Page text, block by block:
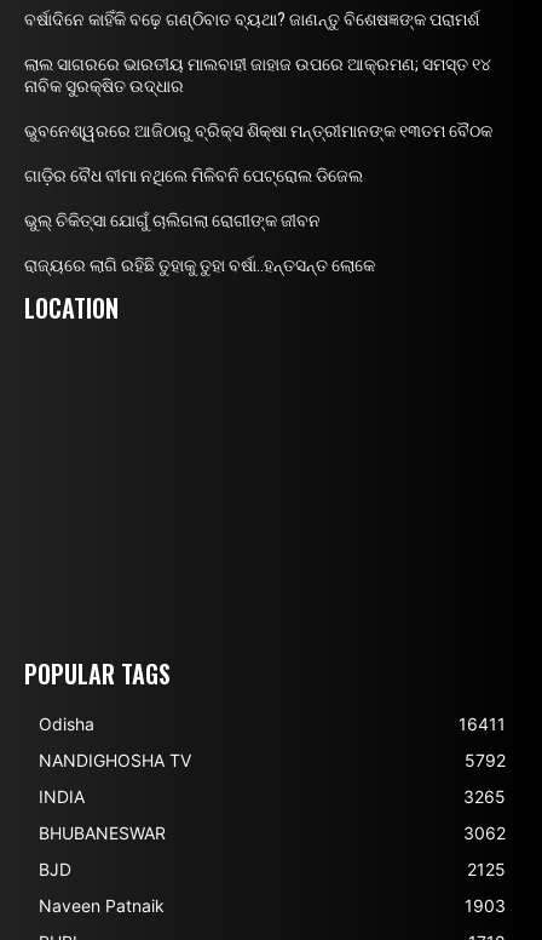
ବର୍ଷାଦିନେ କାହିଁକି ବଢ଼େ ଗଣ୍ଠିବାତ ବ୍ୟଥା? ଜାଣନ୍ତୁ ବିଶେଷଜ୍ଞଙ୍କ ପରାମର୍ଶ
ଲାଲ ସାଗରରେ ଭାରତୀୟ ମାଲବାହୀ ଜାହାଜ ଉପରେ ଆକ୍ରମଣ; ସମସ୍ତ ୧୪
ନାବିକ ସୁରକ୍ଷିତ ଉଦ୍ଧାର
ଭୁବନେଶ୍ୱରରେ ଆଜିଠାରୁ ବ୍ରିକ୍ସ ଶିକ୍ଷା ମନ୍ତ୍ରୀମାନଙ୍କ ୧୩ତମ ବୈଠକ
ଗାଡ଼ିର ବୈଧ ବୀମା ନଥିଲେ ମିଳିବନି ପେଟ୍ରୋଲ ଡିଜେଲ
ଭୁଲ୍ ଚିକିତ୍ସା ଯୋଗୁଁ ଚାଲିଗଲା ରୋଗୀଙ୍କ ଜୀବନ
ରାଜ୍ୟରେ ଲାଗି ରହିଛି ତୁହାକୁ ତୁହା ବର୍ଷା..ହନ୍ତସନ୍ତ ଲୋକେ
LOCATION
POPULAR TAGS
Odisha
16411
NANDIGHOSHA TV
5792
INDIA
3265
BHUBANESWAR
3062
BJD
2125
Naveen Patnaik
1903